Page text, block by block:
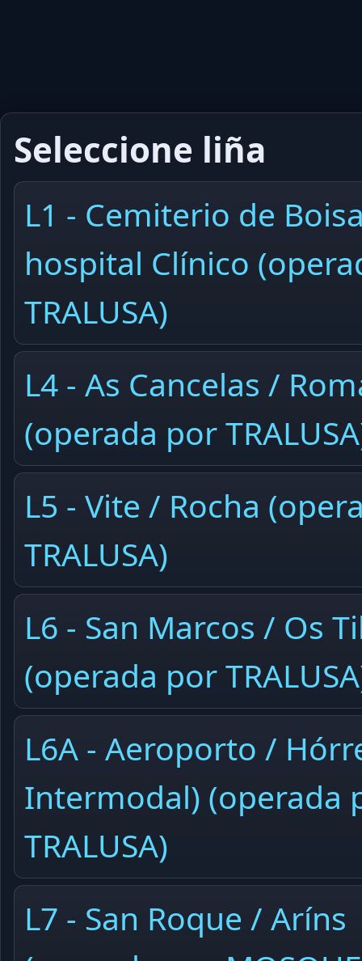
Seleccione liña
L1 - Cemiterio de
hospital Clínico
TRALUSA)
L4 - As Cancelas /
(operada por
L5 - Vite / Rocha
TRALUSA)
L6 - San Marcos / Os
(operada por
L6A - Aeroporto /
Intermodal) (operada
TRALUSA)
L7 - San Roque / Aríns